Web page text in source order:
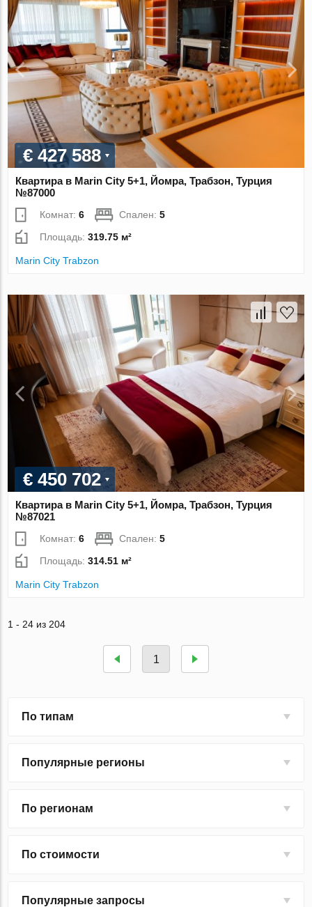
€ 427 588
Квартира в Marin City 5+1, Йомра, Трабзон, Турция
№87000
Комнат:6 Спален:5
Площадь:319.75 м²
Marin City Trabzon
€ 450 702
Квартира в Marin City 5+1, Йомра, Трабзон, Турция
№87021
Комнат:6 Спален:5
Площадь:314.51 м²
Marin City Trabzon
1 - 24 из 204
1
По типам
Популярные регионы
По регионам
По стоимости
Популярные запросы